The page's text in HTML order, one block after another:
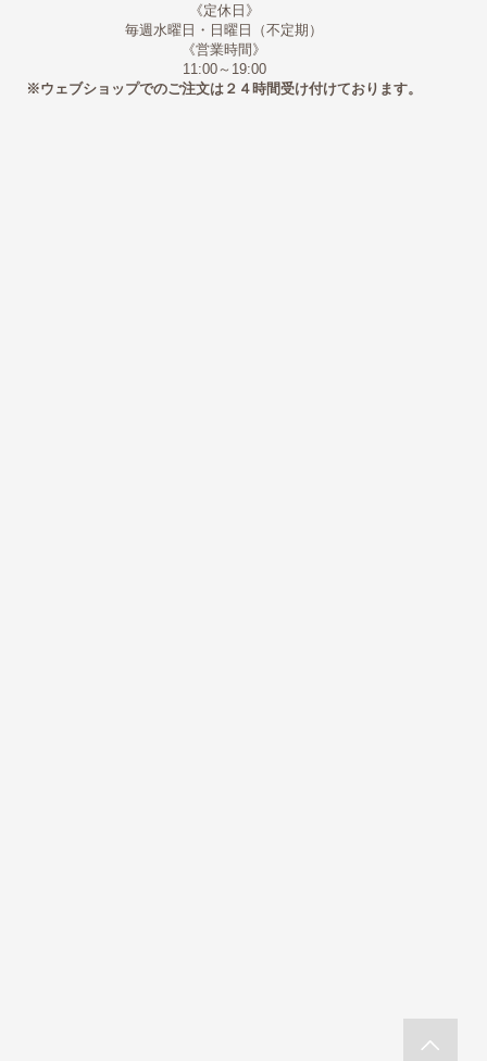
《定休日》
毎週水曜日・日曜日（不定期）
《営業時間》
11:00～19:00
※ウェブショップでのご注文は２４時間受け付けております。